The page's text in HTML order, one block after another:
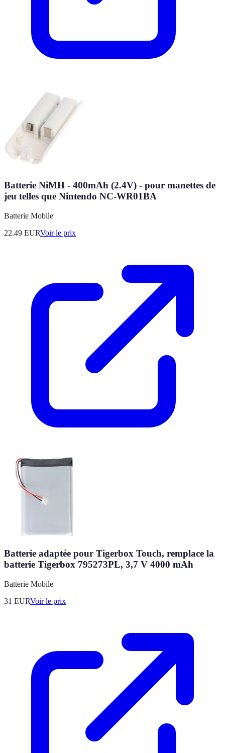
Batterie NiMH - 400mAh (2.4V) - pour manettes de
jeu telles que Nintendo NC-WR01BA
Batterie Mobile
22.49 EURVoir le prix
Batterie adaptée pour Tigerbox Touch, remplace la
batterie Tigerbox 795273PL, 3,7 V 4000 mAh
Batterie Mobile
31 EURVoir le prix